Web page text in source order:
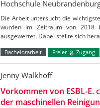
Hochschule
Die Arbeit untersucht die
wurden im Zeitraum von 2018
ausgewertet. Dabei stellte sich
Bachelorarbeit Freier Zugang
Jenny Walkhoff
Vorkommen von ESBL-
der maschinellen